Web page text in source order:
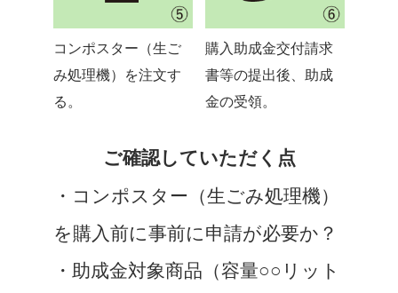
コンポスター（生ご
み処理機）を注文す
る。
購入助成金交付請求
書等の提出後、助成
金の受領。
ご確認していただく点
・コンポスター（生ごみ処理機）
を購入前に事前に申請が必要か？
・助成金対象商品（容量○○リット